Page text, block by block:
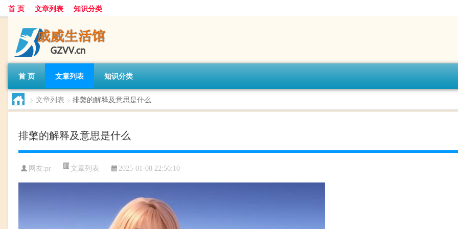
首 页 文章列表 知识分类
首 页 文章列表 知识分类
> 文章列表 > 排檠的解释及意思是什么
排檠的解释及意思是什么
网友:pr 文章列表 2025-01-08 22:56:10